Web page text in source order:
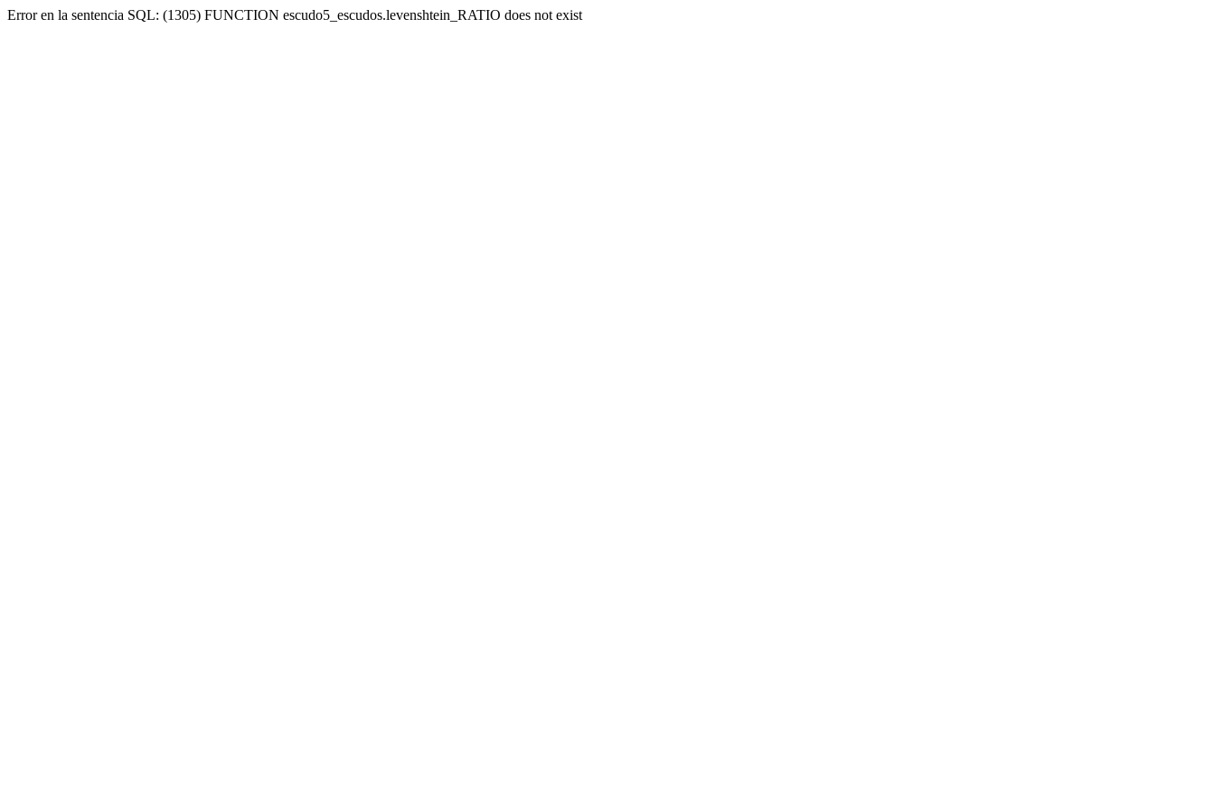
Error en la sentencia SQL: (1305) FUNCTION escudo5_escudos.levenshtein_RATIO does not exist